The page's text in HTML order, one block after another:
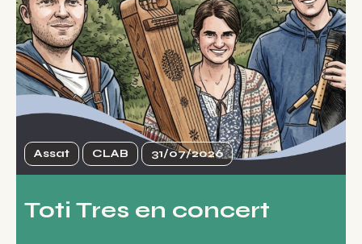
Assat CLAB 31/07/2026
Toti Tres en concert